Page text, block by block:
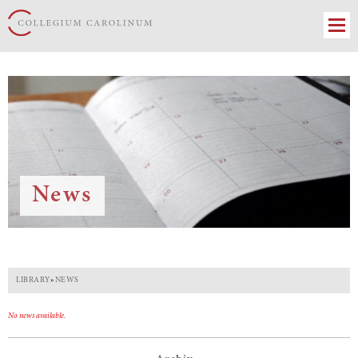
News
LIBRARY » NEWS
No news available.